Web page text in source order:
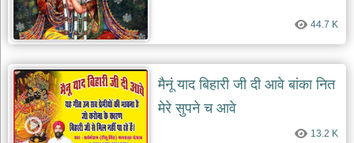
देश
भक्ति
patriotic
bhajans
खाटू
श्याम
44.7 K
मैनूं याद बिहारी जी दी आवे बांका नित
मेरे सुपने च आवे
13.2 K